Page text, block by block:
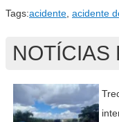
Tags:acidente acidente
NOTÍCIAS